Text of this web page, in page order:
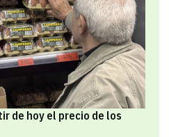
de hoy el precio de los